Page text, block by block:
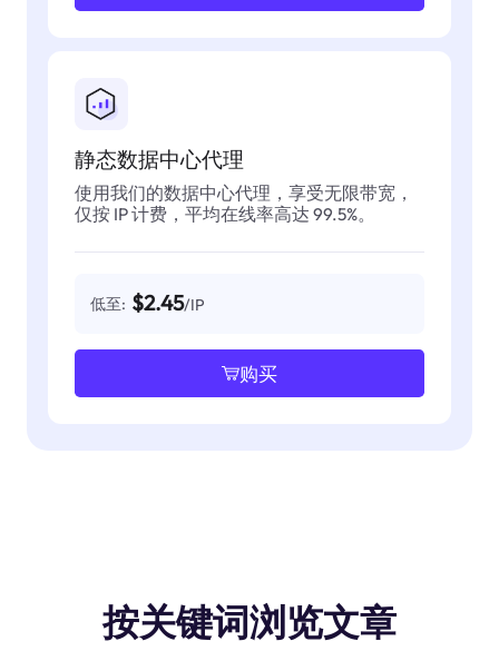
静态数据中心代理
使用我们的数据中心代理，享受无限带宽，
仅按 IP 计费，平均在线率高达 99.5%。
低至: $2.45/IP
购买
按关键词浏览文章